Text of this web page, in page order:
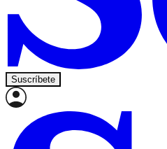
Suscríbete